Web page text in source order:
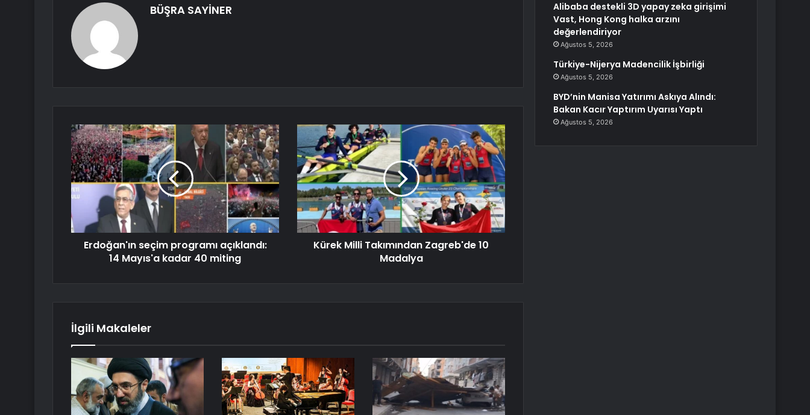
BÜŞRA SAYİNER
Erdoğan'ın seçim programı açıklandı:
14 Mayıs'a kadar 40 miting
Kürek Milli Takımından Zagreb'de 10
Madalya
İlgili Makaleler
Alibaba destekli 3D yapay zeka girişimi
Vast, Hong Kong halka arzını
değerlendiriyor
Ağustos 5, 2026
Türkiye-Nijerya Madencilik İşbirliği
Ağustos 5, 2026
BYD’nin Manisa Yatırımı Askıya Alındı:
Bakan Kacır Yaptırım Uyarısı Yaptı
Ağustos 5, 2026